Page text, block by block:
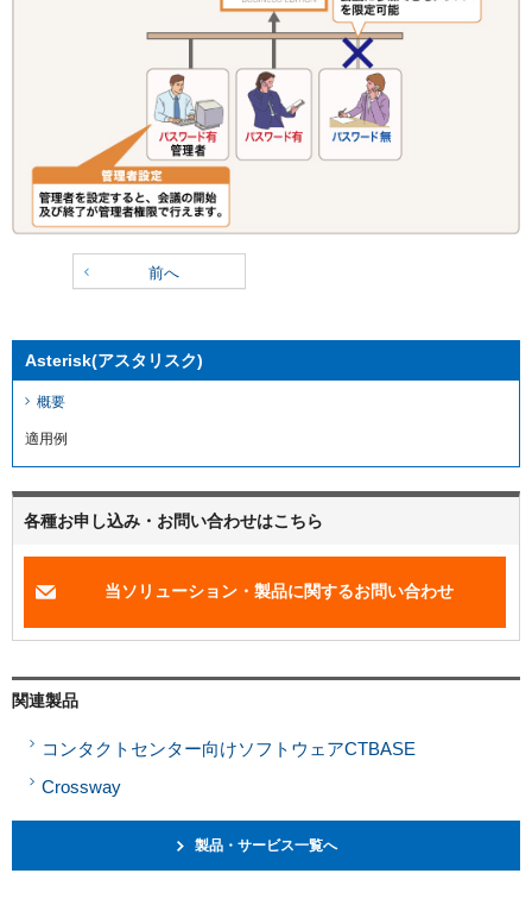
前へ
Asterisk(アスタリスク)
概要
適用例
各種お申し込み・お問い合わせはこちら
当ソリューション・製品に関するお問い合わせ
関連製品
コンタクトセンター向けソフトウェアCTBASE
Crossway
製品・サービス一覧へ